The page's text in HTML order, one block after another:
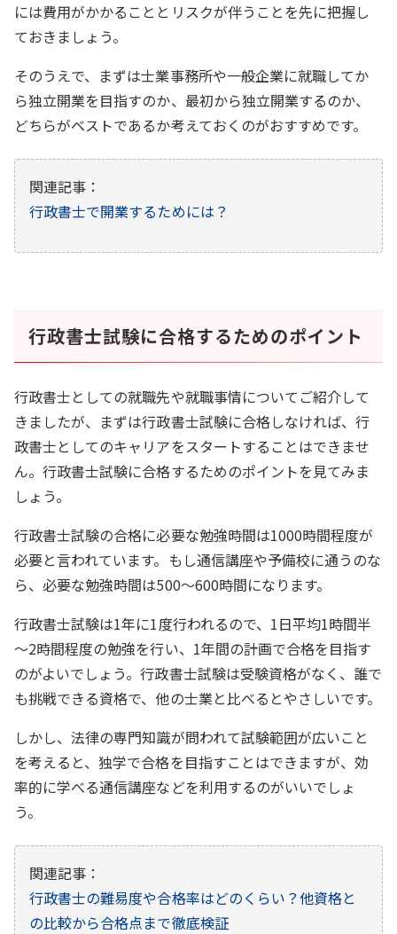
には費用がかかることとリスクが伴うことを先に把握し
ておきましょう。
そのうえで、まずは士業事務所や一般企業に就職してか
ら独立開業を目指すのか、最初から独立開業するのか、
どちらがベストであるか考えておくのがおすすめです。
関連記事：
行政書士で開業するためには？
行政書士試験に合格するためのポイント
行政書士としての就職先や就職事情についてご紹介して
きましたが、まずは行政書士試験に合格しなければ、行
政書士としてのキャリアをスタートすることはできませ
ん。行政書士試験に合格するためのポイントを見てみま
しょう。
行政書士試験の合格に必要な勉強時間は1000時間程度が
必要と言われています。もし通信講座や予備校に通うのな
ら、必要な勉強時間は500～600時間になります。
行政書士試験は1年に1度行われるので、1日平均1時間半
～2時間程度の勉強を行い、1年間の計画で合格を目指す
のがよいでしょう。行政書士試験は受験資格がなく、誰で
も挑戦できる資格で、他の士業と比べるとやさしいです。
しかし、法律の専門知識が問われて試験範囲が広いこと
を考えると、独学で合格を目指すことはできますが、効
率的に学べる通信講座などを利用するのがいいでしょ
う。
関連記事：
行政書士の難易度や合格率はどのくらい？他資格と
の比較から合格点まで徹底検証